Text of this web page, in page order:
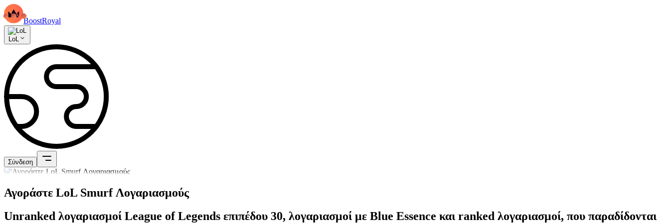
BoostRoyal
LoL
Σύνδεση
Αγοράστε LoL Smurf Λογαριασμούς
Unranked λογαριασμοί League of Legends επιπέδου 30, λογαριασμοί με Blue Essence και ranked λογαριασμοί, που παραδίδονται